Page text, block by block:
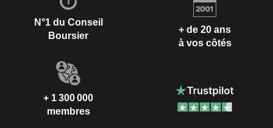
N°1 du Conseil
Boursier
+ de 20 ans
à vos côtés
+ 1 300 000
membres